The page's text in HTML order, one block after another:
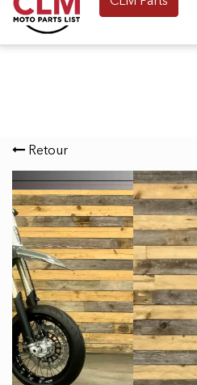
Faites
265 Montée de la baie, Pointe-
Retour